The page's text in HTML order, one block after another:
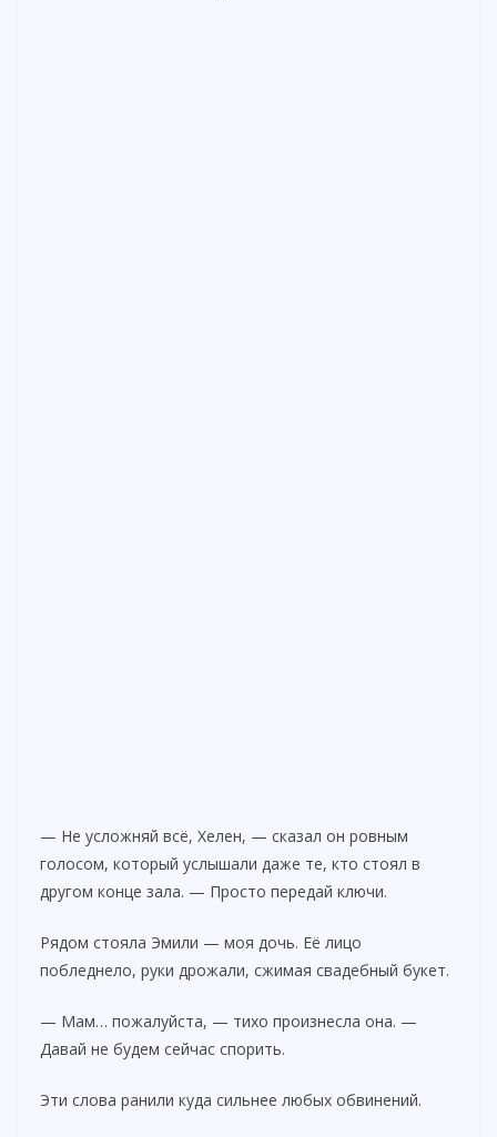
— Не усложняй всё, Хелен, — сказал он ровным
голосом, который услышали даже те, кто стоял в
другом конце зала. — Просто передай ключи.
Рядом стояла Эмили — моя дочь. Её лицо
побледнело, руки дрожали, сжимая свадебный букет.
— Мам… пожалуйста, — тихо произнесла она. —
Давай не будем сейчас спорить.
Эти слова ранили куда сильнее любых обвинений.